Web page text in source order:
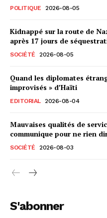
POLITIQUE 2026-08-05
Kidnappé sur la route de
après 17 jours de
SOCIÉTÉ 2026-08-05
Quand les diplomates
improvisés » d’Haïti
EDITORIAL 2026-08-04
Mauvaises qualités de
communique pour ne rien
SOCIÉTÉ 2026-08-03
S'abonner